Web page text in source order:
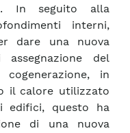
In seguito alla
interni,
dare una nuova
del
in
il calore utilizzato
edifici, questo ha
di una nuova